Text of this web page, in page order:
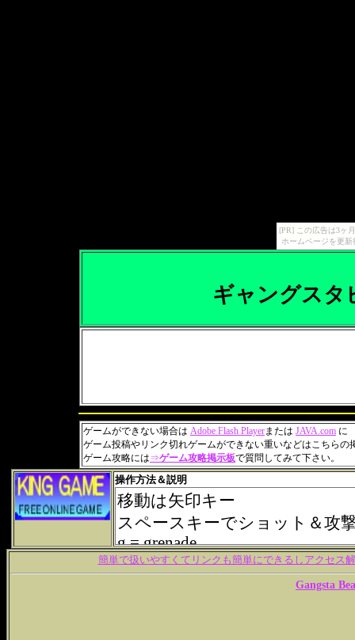
[PR] この広告は3ヶ
ホームページを更
ギャングス
ゲームができない場合は Adobe Flash Playerまたは JAVA.com に
ゲーム投稿やリンク切れゲームができない重いなどはこちら
ゲーム攻略には⇒ゲーム攻略掲示板で質問してみて下さい。
操作方法＆説明
簡単で扱いやすくてリンクも簡単にできるしアクセス
Gangsta